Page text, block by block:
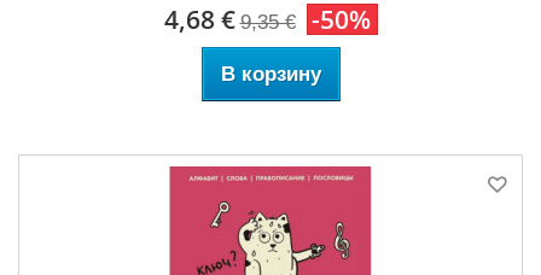
4,68 € 9,35 € -50%
В корзину